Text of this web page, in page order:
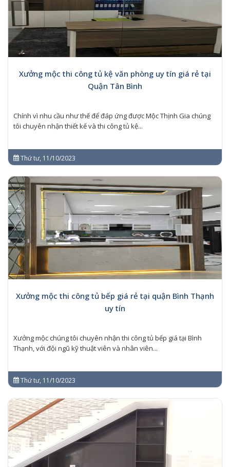
Xưởng mộc thi công tủ kệ văn phòng uy tín giá rẻ tại
Quận Tân Bình
Chính vì nhu cầu như thế để đáp ứng được Mộc Thịnh Gia chúng
tôi chuyên nhận thiết kế và thi công tủ kệ...
Thứ tư, 11/10/2023
Xưởng mộc thi công tủ bếp giá rẻ tại quận Bình Thạnh
uy tín
Xưởng mộc chúng tôi chuyên nhận thi công tủ bếp giá tại Bình
Thạnh, với đội ngũ kỹ thuật viên và nhân viên...
Thứ tư, 11/10/2023